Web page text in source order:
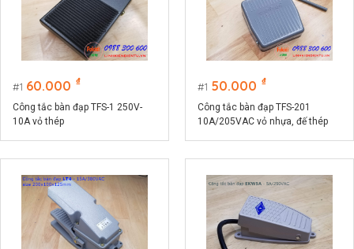
1 60.000 ₫
Công tắc bàn đạp TFS-1 250V-
10A vỏ thép
1 50.000 ₫
Công tắc bàn đạp TFS-201
10A/205VAC vỏ nhựa, đế thép